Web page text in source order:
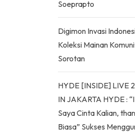
Soeprapto
Digimon Invasi
Koleksi Mainan
Sorotan
HYDE [INSIDE] LIVE
IN JAKARTA HYDE :
Saya Cinta Kalian,
Biasa” Sukses